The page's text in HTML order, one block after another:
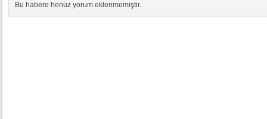
Bu habere henüz yorum eklenmemiştir.